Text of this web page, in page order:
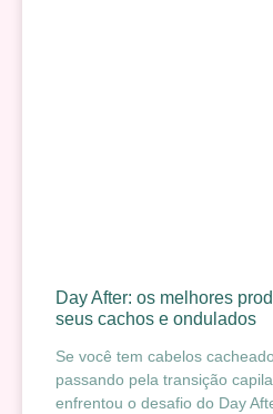
Day After: os melhores
seus cachos e ondulados
Se você tem cabelos
passando pela transição
enfrentou o desafio do Day